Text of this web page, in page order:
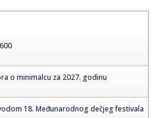
o minimalcu za 2027. godinu
18. Međunarodnog dečjeg festivala